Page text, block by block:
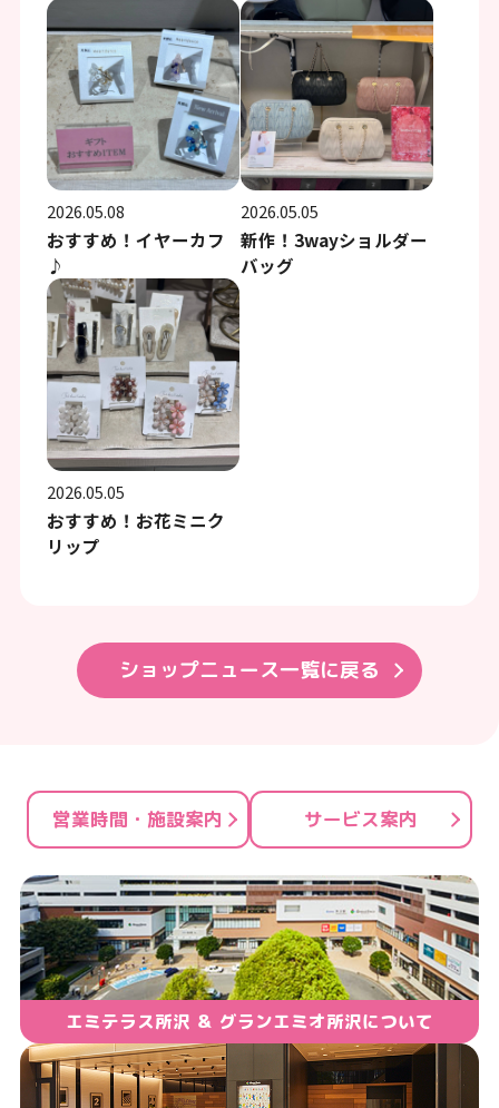
2026.05.08
おすすめ！イヤーカフ
♪
2026.05.05
新作！3wayショルダー
バッグ
2026.05.05
おすすめ！お花ミニク
リップ
ショップニュース一覧に戻る
営業時間・施設案内 サービス案内
エミテラス所沢 ＆ グランエミオ所沢について